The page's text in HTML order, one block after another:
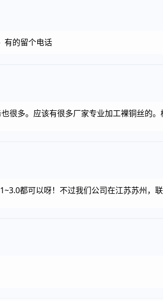
有的留个电话
很多。应该有很多厂家专业加工裸铜丝的
都可以呀！不过我们公司在江苏苏州，